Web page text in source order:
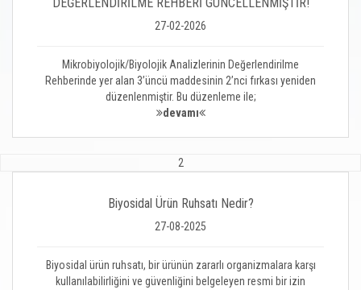
27-02-2026
Mikrobiyolojik/Biyolojik Analizlerinin Değerlendirilme
Rehberinde yer alan 3’üncü maddesinin 2’nci fırkası yeniden
düzenlenmiştir. Bu düzenleme ile;
devamı
2
Biyosidal Ürün Ruhsatı Nedir?
27-08-2025
Biyosidal ürün ruhsatı, bir ürünün zararlı organizmalara karşı
kullanılabilirliğini ve güvenliğini belgeleyen resmi bir izin